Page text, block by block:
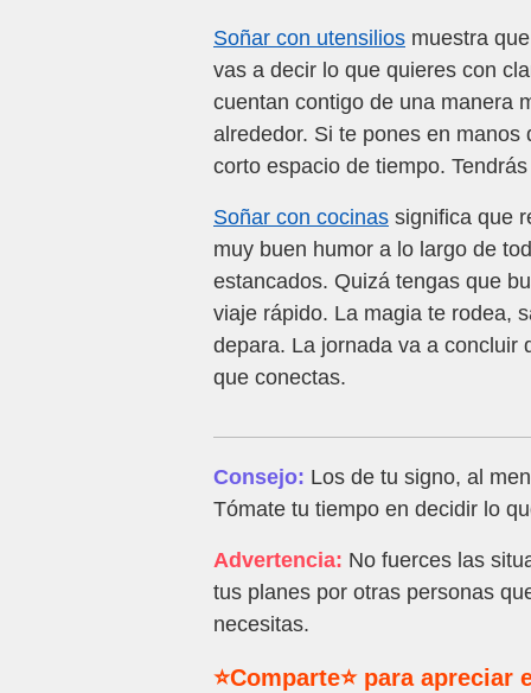
Soñar con utensilios muestra
vas a decir lo que quieres con
cuentan contigo de una manera
alrededor. Si te pones en
corto espacio de tiempo.
Soñar con cocinas significa que
muy buen humor a lo largo de
estancados. Quizá tengas que
viaje rápido. La magia te rodea,
depara. La jornada va a concluir
que conectas.
Consejo: Los de tu signo, al
Tómate tu tiempo en decidir lo
Advertencia: No fuerces las
tus planes por otras personas
necesitas.
⭐Comparte⭐ para